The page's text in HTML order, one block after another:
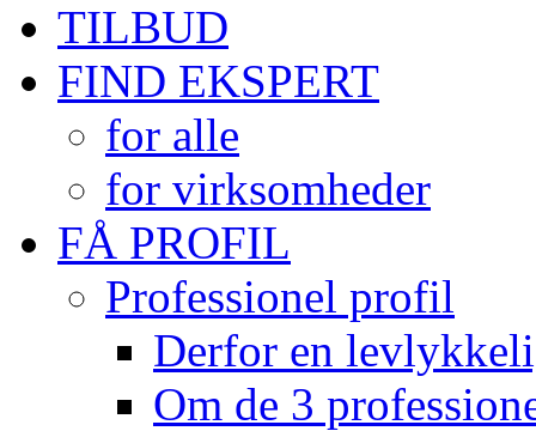
TILBUD
FIND EKSPERT
for alle
for virksomheder
FÅ PROFIL
Professionel profil
Derfor en
Om de 3